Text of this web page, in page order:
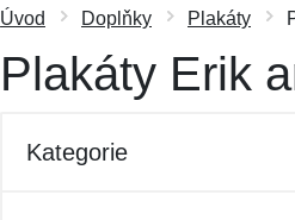
Pánské
Dámské
Dárkové poukazy
Úvod Doplňky Plakáty
Plakáty Erik
Kategorie